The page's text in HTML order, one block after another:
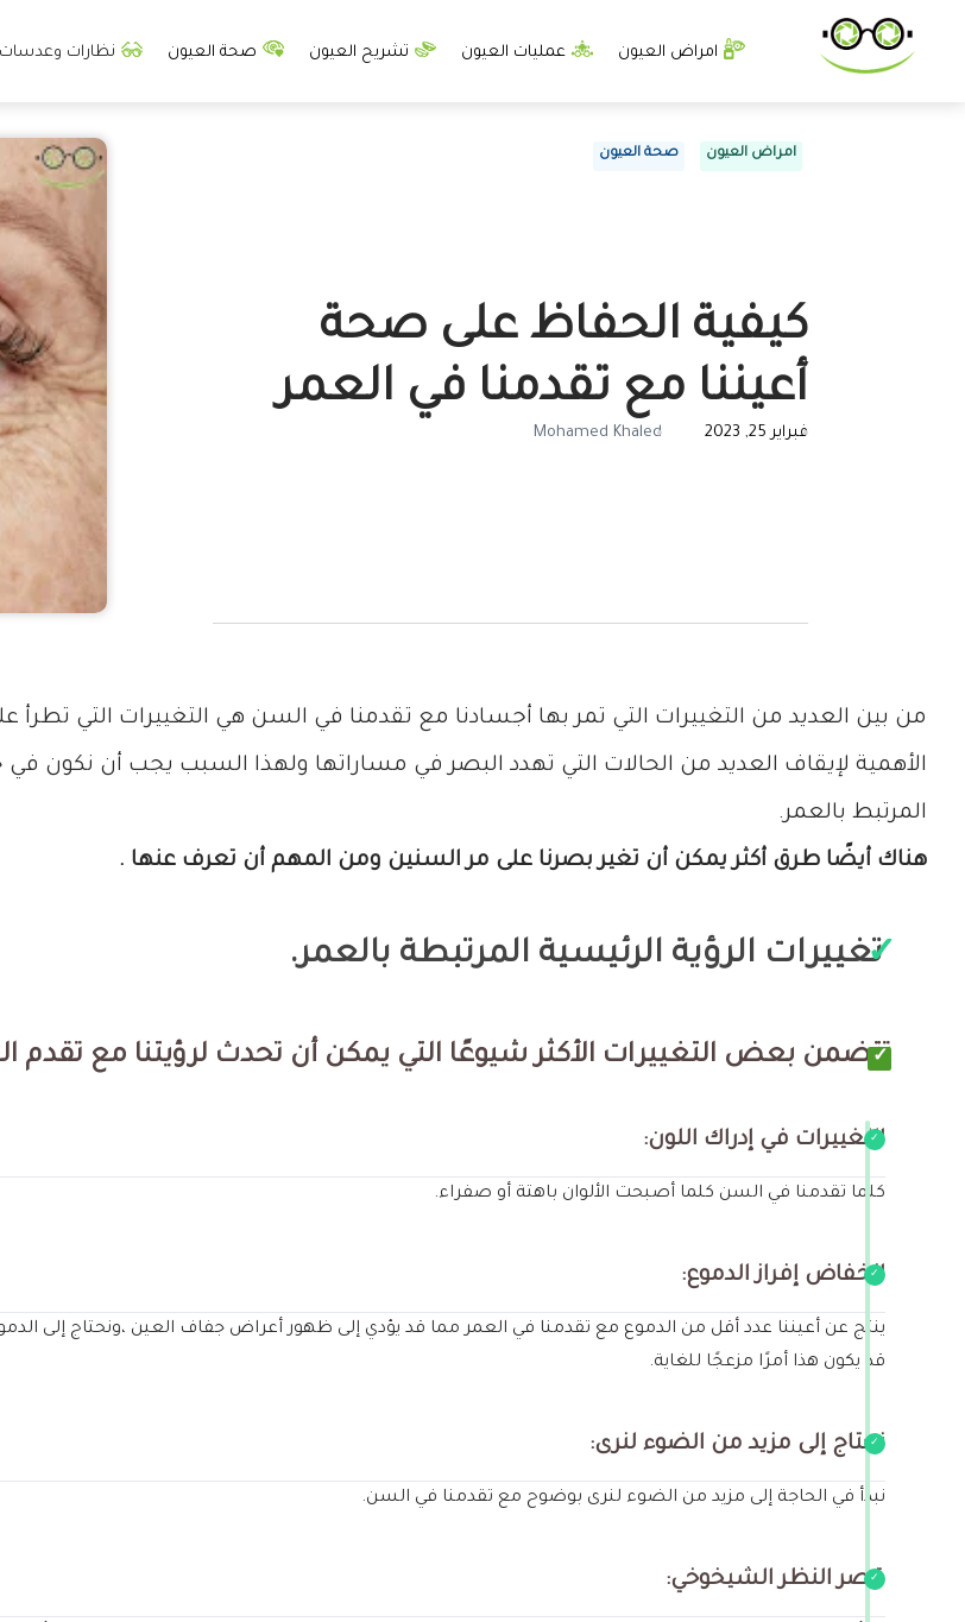
امراض العيون عمليات العيون تشريح العيون صحة العيون نظارات
امراض العيون صحة العيون
كيفية الحفاظ على صحة
أعيننا مع تقدمنا ​​في العمر
فبراير 25, 2023 Mohamed Khaled
من بين العديد من التغييرات التي تمر بها أجسادنا مع تقدمنا في السن هي التغييرات التي تطرأ
الأهمية لإيقاف العديد من الحالات التي تهدد البصر في مساراتها ولهذا السبب يجب أن نكون
المرتبط بالعمر.
هناك أيضًا طرق أكثر يمكن أن تغير بصرنا على مر السنين ومن المهم أن تعرف عنها .
تغييرات الرؤية الرئيسية المرتبطة بالعمر.
تتضمن بعض التغييرات الأكثر شيوعًا التي يمكن أن تحدث لرؤيتنا مع تقدم
التغييرات في إدراك اللون:
كلما تقدمنا في السن كلما أصبحت الألوان باهتة أو صفراء.
انخفاض إفراز الدموع:
ينتج عن أعيننا عدد أقل من الدموع مع تقدمنا في العمر مما قد يؤدي إلى ظهور أعراض جفاف العين ،ونحتاج إلى
قد يكون هذا أمرًا مزعجًا للغاية.
نحتاج إلى مزيد من الضوء لنرى:
نبدأ في الحاجة إلى مزيد من الضوء لنرى بوضوح مع تقدمنا في السن.
قصر النظر الشيخوخي: